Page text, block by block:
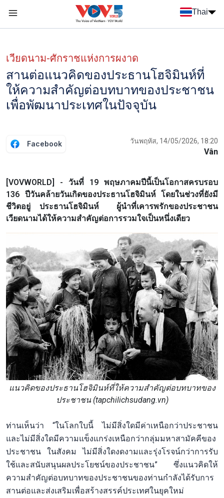
Thai
เวียดนาม-ศักราชแห่งการผงาด
สานต่อแนวคิดของประธานโฮจิมินห์ที่
ให้ความสำคัญต่อบทบาทของประชาชน
เพื่อพัฒนาประเทศในปัจจุบัน
Facebook วันพฤหัส, 14/05/2026, 18:20
Vân
[VOVWORLD] - วันที่ 19 พฤษภาคมปีนี้เป็นโอกาสครบรอบ
136 ปีวันคล้ายวันเกิดของประธานโฮจิมินห์ โดยในช่วงที่ยังมี
ชีวิตอยู่ ประธานโฮจิมินห์ ผู้นำที่เคารพรักของประชาชน
เวียดนามได้ให้ความสำคัญต่อการรวมใจเป็นหนึ่งเดียว
แนวคิดของประธานโฮจิมินห์ที่ให้ความสำคัญต่อบทบาทของ
ประชาชน (tapchilichsudang.vn)
ท่านเห็นว่า “ในโลกใบนี้ ไม่มีสิ่งใดมีค่าเหนือกว่าประชาชน
และไม่มีสิ่งใดมีความแข็งแกร่งเหนือกว่ากลุ่มมหาสามัคคีของ
ประชาชน ในสังคม ไม่มีสิ่งใดงดงามและรุ่งโรจน์กว่าการรับ
ใช้และสนับสนุนผลประโยชน์ของประชาชน” ซึ่งแนวคิดให้
ความสำคัญต่อบทบาทของประชาชนของท่านกำลังได้รับการ
สานต่อและส่งเสริมเพื่อสร้างสรรค์ประเทศในยุคใหม่